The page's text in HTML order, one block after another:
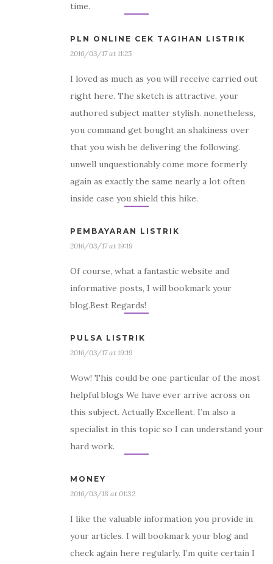
time.
PLN ONLINE CEK TAGIHAN LISTRIK
2016/03/17 at 11:25
I loved as much as you will receive carried out
right here. The sketch is attractive, your
authored subject matter stylish. nonetheless,
you command get bought an shakiness over
that you wish be delivering the following.
unwell unquestionably come more formerly
again as exactly the same nearly a lot often
inside case you shield this hike.
PEMBAYARAN LISTRIK
2016/03/17 at 19:19
Of course, what a fantastic website and
informative posts, I will bookmark your
blog.Best Regards!
PULSA LISTRIK
2016/03/17 at 19:19
Wow! This could be one particular of the most
helpful blogs We have ever arrive across on
this subject. Actually Excellent. I’m also a
specialist in this topic so I can understand your
hard work.
MONEY
2016/03/18 at 01:32
I like the valuable information you provide in
your articles. I will bookmark your blog and
check again here regularly. I’m quite certain I